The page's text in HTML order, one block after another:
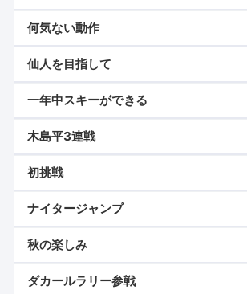
何気ない動作
仙人を目指して
一年中スキーができる
木島平3連戦
初挑戦
ナイタージャンプ
秋の楽しみ
ダカールラリー参戦